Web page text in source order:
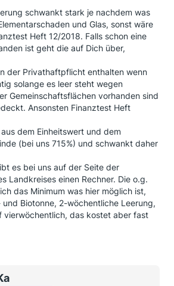
schwankt stark je nachdem was
und Glas, sonst wäre
Heft 12/2018. Falls schon eine
ist geht die auf Dich über,
der Privathaftpflicht enthalten wenn
solange es leer steht wegen
Gemeinschaftsflächen vorhanden sind
Ansonsten Finanztest Heft
dem Einheitswert und dem
(bei uns 715%) und schwankt daher
es bei uns auf der Seite der
Landkreises einen Rechner. Die o.g.
das Minimum was hier möglich ist,
und Biotonne, 2-wöchentliche Leerung,
vierwöchentlich, das kostet aber fast